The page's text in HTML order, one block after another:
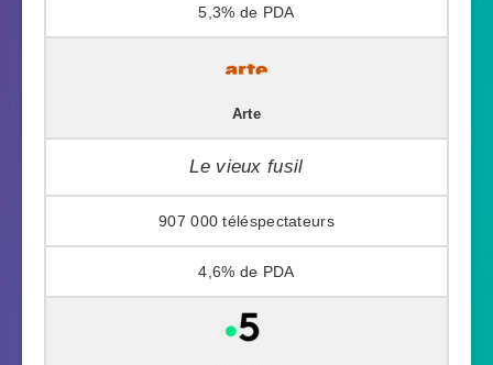
5,3%
Arte
Le vieux fusil
907 000
4,6%